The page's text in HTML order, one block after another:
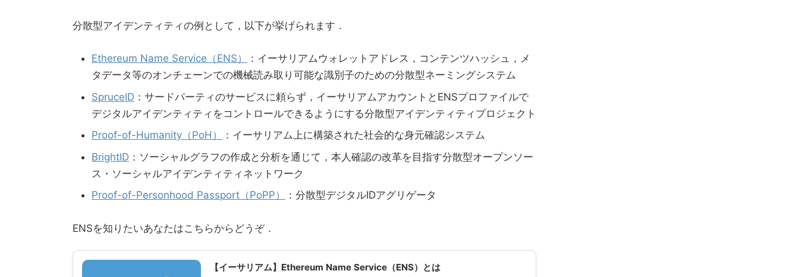
分散型アイデンティティの例として，以下が挙げられます．
Ethereum Name Service（ENS）
：イーサリアムウォレットアドレス，コンテンツハッシュ，メ
タデータ等のオンチェーンでの機械読み取り可能な識別子のための分散型ネーミングシステム
SpruceID ：サードパーティのサービスに頼らず，イーサリアムアカウントとENSプロファイルで
デジタルアイデンティティをコントロールできるようにする分散型アイデンティティプロジェクト
Proof-of-Humanity（PoH）
：イーサリアム上に構築された社会的な身元確認システム
BrightID ：ソーシャルグラフの作成と分析を通じて，本人確認の改革を目指す分散型オープンソー
ス・ソーシャルアイデンティティネットワーク
Proof-of-Personhood Passport（PoPP）
：分散型デジタルIDアグリゲータ
ENSを知りたいあなたはこちらからどうぞ．
【イーサリアム】Ethereum Name Service（ENS）とは